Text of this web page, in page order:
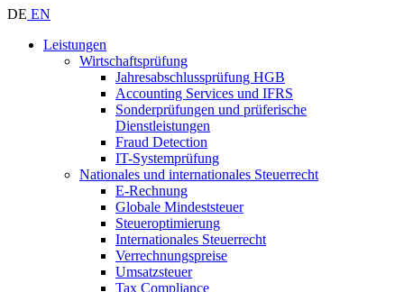
DE EN
Leistungen
Wirtschaftsprüfung
Jahresabschlussprüfung HGB
Accounting Services und IFRS
Sonderprüfungen und prüferische
Dienstleistungen
Fraud Detection
IT-Systemprüfung
Nationales und internationales Steuerrecht
E-Rechnung
Globale Mindeststeuer
Steueroptimierung
Internationales Steuerrecht
Verrechnungspreise
Umsatzsteuer
Tax Compliance